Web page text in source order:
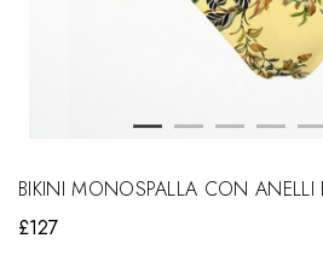
BIKINI MONOSPALLA CON ANELLI
£127